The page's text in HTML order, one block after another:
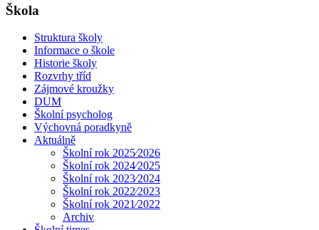
Škola
Struktura školy
Informace o škole
Historie školy
Rozvrhy tříd
Zájmové kroužky
DUM
Školní psycholog
Výchovná poradkyně
Aktuálně
Školní rok 2025⁄2026
Školní rok 2024⁄2025
Školní rok 2023⁄2024
Školní rok 2022⁄2023
Školní rok 2021⁄2022
Archiv